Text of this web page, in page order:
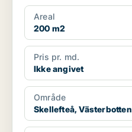
Areal
200 m2
Pris pr. md.
Ikke angivet
Område
Skellefteå,